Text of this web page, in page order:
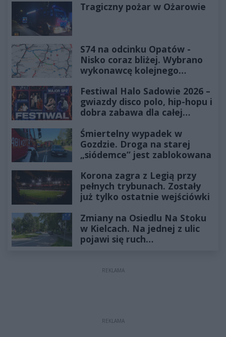
Tragiczny pożar w Ożarowie
S74 na odcinku Opatów -
Nisko coraz bliżej. Wybrano
wykonawcę kolejnego
Festiwal Halo Sadowie 2026 –
gwiazdy disco polo, hip-hopu i
dobra zabawa dla całej
Śmiertelny wypadek w
Gozdzie. Droga na starej
„siódemce” jest zablokowana
Korona zagra z Legią przy
pełnych trybunach. Zostały
już tylko ostatnie wejściówki
Zmiany na Osiedlu Na Stoku
w Kielcach. Na jednej z ulic
pojawi się ruch
REKLAMA
REKLAMA